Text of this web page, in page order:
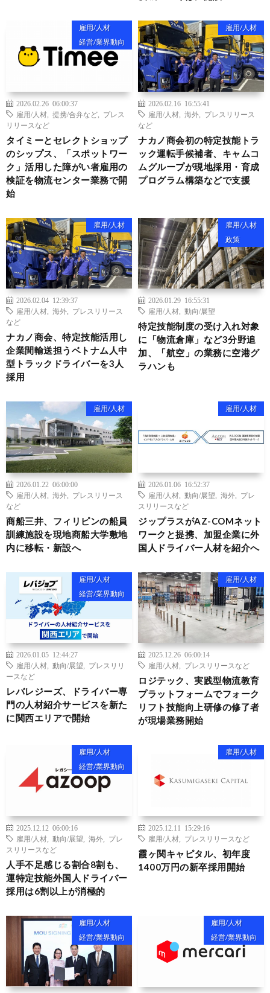
雇用/人材
経営/業界動向
2026.02.26 06:00:37
雇用/人材
提携/合弁など
プレス
リリースなど
タイミーとセレクトショップ
のシップス、「スポットワー
ク」活用した障がい者雇用の
検証を物流センター業務で開
始
雇用/人材
2026.02.16 16:55:41
雇用/人材
海外
プレスリリース
など
ナカノ商会初の特定技能トラ
ック運転手候補者、キャムコ
ムグループが現地採用・育成
プログラム構築などで支援
雇用/人材
2026.02.04 12:39:37
雇用/人材
海外
プレスリリース
など
ナカノ商会、特定技能活用し
企業間輸送担うベトナム人中
型トラックドライバーを3人
採用
雇用/人材
政策
2026.01.29 16:55:31
雇用/人材
動向/展望
特定技能制度の受け入れ対象
に「物流倉庫」など3分野追
加、「航空」の業務に空港グ
ラハンも
雇用/人材
2026.01.22 06:00:00
雇用/人材
海外
プレスリリース
など
商船三井、フィリピンの船員
訓練施設を現地商船大学敷地
内に移転・新設へ
雇用/人材
2026.01.06 16:52:37
雇用/人材
動向/展望 海外
プレ
スリリースなど
ジップラスがAZ-COMネット
ワークと提携、加盟企業に外
国人ドライバー人材を紹介へ
雇用/人材
経営/業界動向
2026.01.05 12:44:27
雇用/人材
動向/展望
プレスリリ
ースなど
レバレジーズ、ドライバー専
門の人材紹介サービスを新た
に関西エリアで開始
雇用/人材
2025.12.26 06:00:14
雇用/人材
プレスリリースなど
ロジテック、実践型物流教育
プラットフォームでフォーク
リフト技能向上研修の修了者
が現場業務開始
雇用/人材
経営/業界動向
2025.12.12 06:00:16
雇用/人材
動向/展望 海外
プレ
スリリースなど
人手不足感じる割合8割も、
運特定技能外国人ドライバー
採用は6割以上が消極的
雇用/人材
2025.12.11 15:29:16
雇用/人材
プレスリリースなど
霞ヶ関キャピタル、初年度
1400万円の新卒採用開始
雇用/人材
経営/業界動向
雇用/人材
経営/業界動向